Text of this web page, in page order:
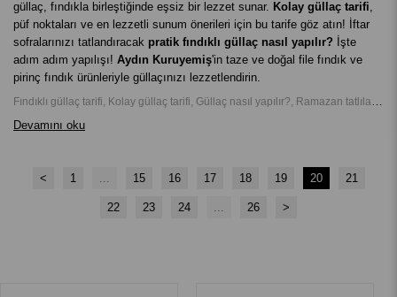
güllaç, fındıkla birleştiğinde eşsiz bir lezzet sunar. Kolay güllaç tarifi,
püf noktaları ve en lezzetli sunum önerileri için bu tarife göz atın! İftar
sofralarınızı tatlandıracak pratik fındıklı güllaç nasıl yapılır? İşte
adım adım yapılışı! Aydın Kuruyemiş'in taze ve doğal file fındık ve
pirinç fındık ürünleriyle güllaçınızı lezzetlendirin.
Fındıklı güllaç tarifi, Kolay güllaç tarifi, Güllaç nasıl yapılır?, Ramazan tatlıları, Sütlü tatlı tarifleri, Pratik güllaç tarifi, Fındıklı tatlılar, İftar tatlısı önerileri, Güllaç yapımı, En lezzetli güllaç tarifi
Devamını oku
< 1 ... 15 16 17 18 19 20 21
22 23 24 ... 26 >